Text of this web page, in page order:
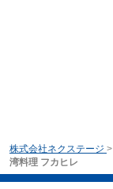
株式会社ネクステージ >
湾料理 フカヒレ